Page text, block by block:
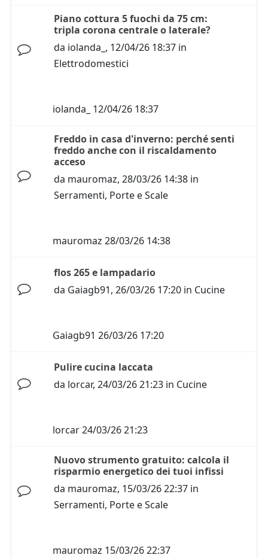
Piano cottura 5 fuochi da 75 cm:
tripla corona centrale o laterale?
da iolanda_ , 12/04/26 18:37 in
Elettrodomestici
iolanda_ 12/04/26 18:37
Freddo in casa d'inverno: perché senti
freddo anche con il riscaldamento
acceso
da mauromaz, 28/03/26 14:38 in
Serramenti, Porte e Scale
mauromaz 28/03/26 14:38
flos 265 e lampadario
da Gaiagb91, 26/03/26 17:20 in Cucine
Gaiagb91 26/03/26 17:20
Pulire cucina laccata
da lorcar, 24/03/26 21:23 in Cucine
lorcar24/03/26 21:23
Nuovo strumento gratuito: calcola il
risparmio energetico dei tuoi infissi
da mauromaz, 15/03/26 22:37 in
Serramenti, Porte e Scale
mauromaz 15/03/26 22:37